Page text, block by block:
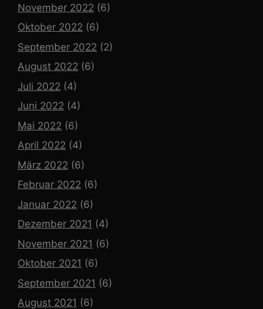
November 2022 (6)
Oktober 2022 (6)
September 2022 (2)
August 2022 (6)
Juli 2022 (4)
Juni 2022 (4)
Mai 2022 (6)
April 2022 (4)
März 2022 (6)
Februar 2022 (6)
Januar 2022 (6)
Dezember 2021 (4)
November 2021 (6)
Oktober 2021 (6)
September 2021 (6)
August 2021 (6)